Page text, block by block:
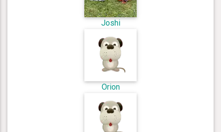
Joshi
Orion